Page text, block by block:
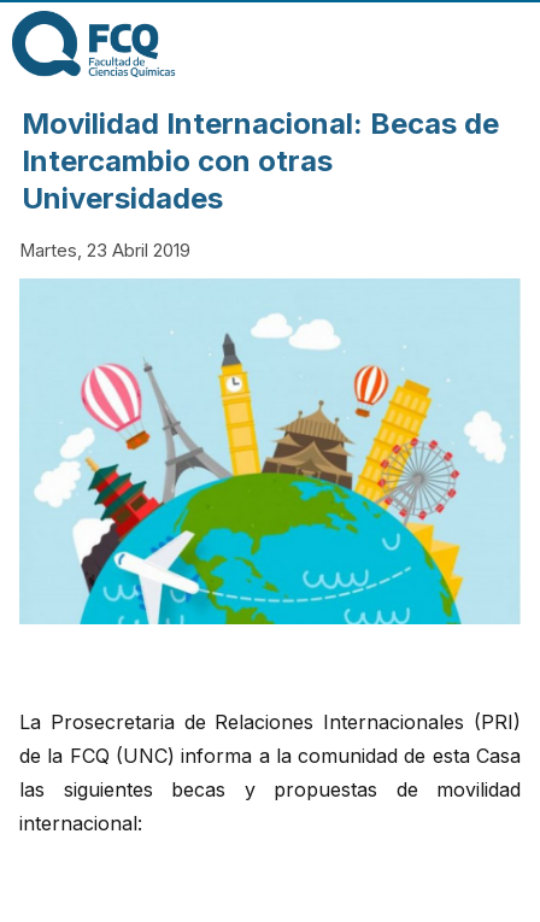
FACULTAD DE
CIENCIAS
UNIVERSIDAD
NACIONAL DE
CÓRDOBA
Movilidad Internacional: Becas de
Intercambio con otras
Universidades
Martes, 23 Abril 2019
La Prosecretaria de Relaciones Internacionales (PRI)
de la FCQ (UNC) informa a la comunidad de esta Casa
las siguientes becas y propuestas de movilidad
internacional: